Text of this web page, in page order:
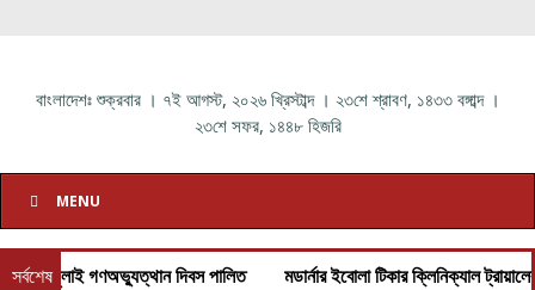
বাংলাদেশঃ শুক্রবার। ৭ই আগস্ট, ২০২৬ খ্রিস্টাব্দ। ২৩শে শ্রাবণ, ১৪৩৩ বঙ্গাব্দ।
২৩শে সফর, ১৪৪৮ হিজরি
MENU
সর্বশেষ
জুলাই গণঅভ্যুত্থান দিবস পালিত মডার্নার ইবোলা টিকার ক্লিনিক্যাল